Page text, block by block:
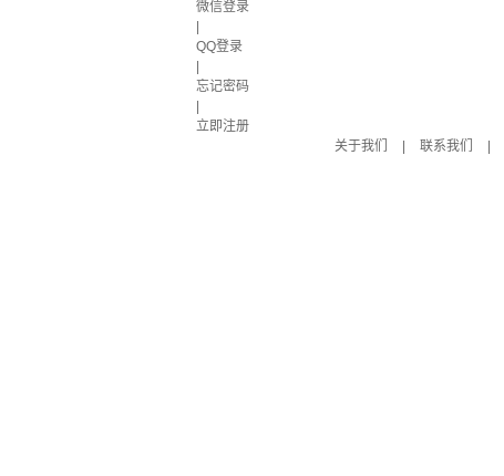
微信登录
QQ登录
忘记密码
立即注册
关于我们
联系我们